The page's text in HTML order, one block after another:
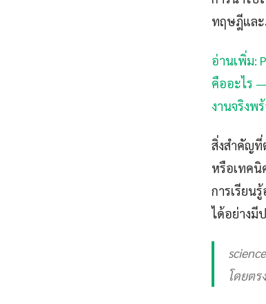
ทฤษฎีและ
อ่านเพิ่ม:
คืออะไร
งานจริงพ
สิ่งสำคัญที่
หรือเทคนิ
การเรียน
ได้อย่างมี
โดยต